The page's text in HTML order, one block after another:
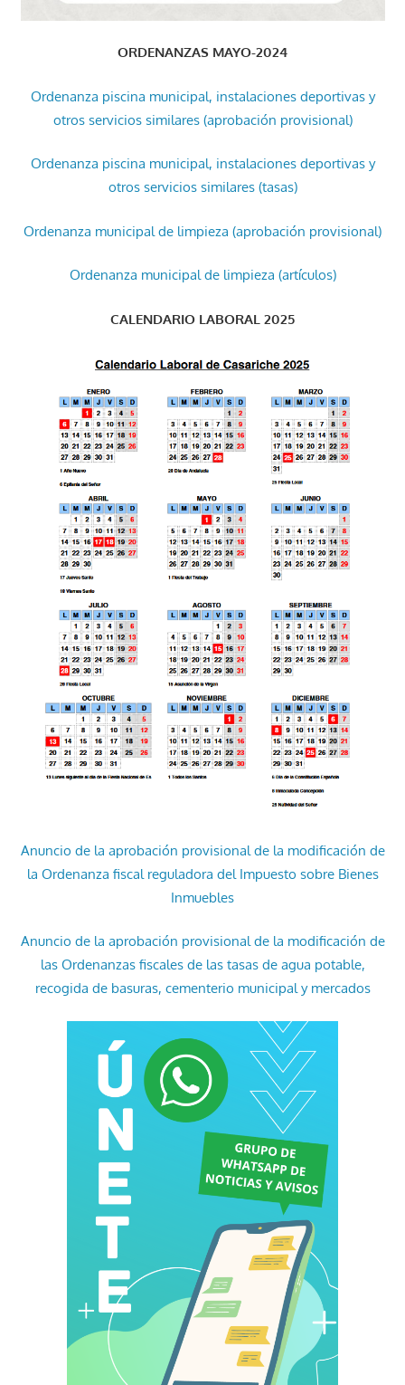
ORDENANZAS MAYO-2024
Ordenanza piscina municipal, instalaciones deportivas y
otros servicios similares (aprobación provisional)
Ordenanza piscina municipal, instalaciones deportivas y
otros servicios similares (tasas)
Ordenanza municipal de limpieza (aprobación provisional)
Ordenanza municipal de limpieza (artículos)
CALENDARIO LABORAL 2025
Anuncio de la aprobación provisional de la modificación de
la Ordenanza fiscal reguladora del Impuesto sobre Bienes
Inmuebles
Anuncio de la aprobación provisional de la modificación de
las Ordenanzas fiscales de las tasas de agua potable,
recogida de basuras, cementerio municipal y mercados